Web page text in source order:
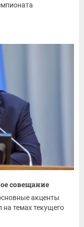
совещание
акценты
темах текущего